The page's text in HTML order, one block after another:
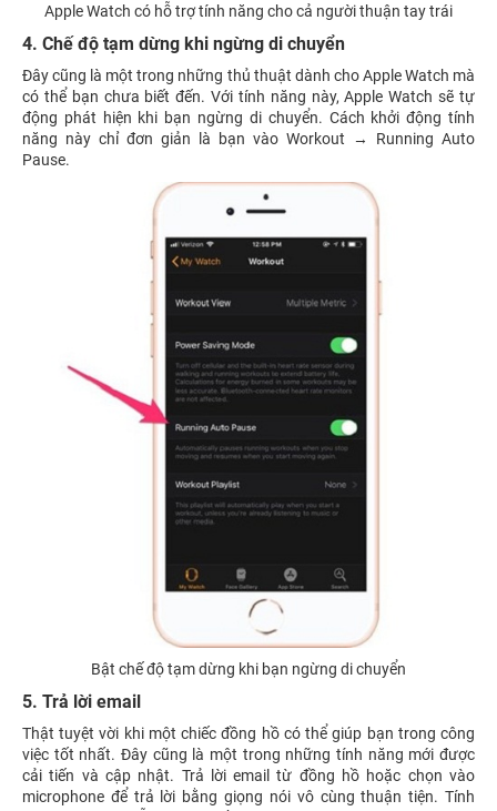
Apple Watch có hỗ trợ tính năng cho cả người thuận tay trái
4. Chế độ tạm dừng khi ngừng di chuyển
Đây cũng là một trong những thủ thuật dành cho Apple Watch mà
có thể bạn chưa biết đến. Với tính năng này, Apple Watch sẽ tự
động phát hiện khi bạn ngừng di chuyển. Cách khởi động tính
năng này chỉ đơn giản là bạn vào Workout → Running Auto
Pause.
Bật chế độ tạm dừng khi bạn ngừng di chuyển
5. Trả lời email
Thật tuyệt vời khi một chiếc đồng hồ có thể giúp bạn trong công
việc tốt nhất. Đây cũng là một trong những tính năng mới được
cải tiến và cập nhật. Trả lời email từ đồng hồ hoặc chọn vào
microphone để trả lời bằng giọng nói vô cùng thuận tiện. Tính